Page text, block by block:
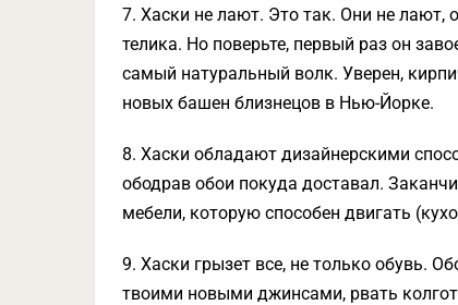
7. Хаски не лают. Это так. Они не
телика. Но поверьте, первый раз он
самый натуральный волк. Уверен,
новых башен близнецов в Нью-Йорке.
8. Хаски обладают дизайнерскими
ободрав обои покуда доставал.
мебели, которую способен двигать
9. Хаски грызет все, не только обувь.
твоими новыми джинсами, рвать